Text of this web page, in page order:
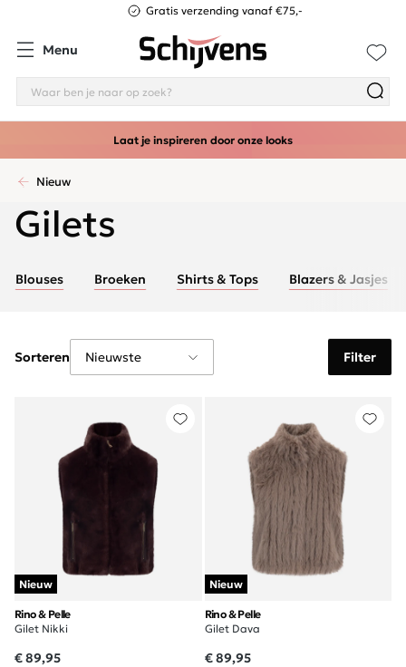
Gratis verzending vanaf €75,-
Menu
Laat je inspireren door onze looks
Nieuw
Gilets
Blouses Broeken Shirts & Tops Blazers & Jasjes
Filter
Sorteren
Nieuw
Rino & Pelle
Gilet Nikki
€ 89,95
Nieuw
Rino & Pelle
Gilet Dava
€ 89,95